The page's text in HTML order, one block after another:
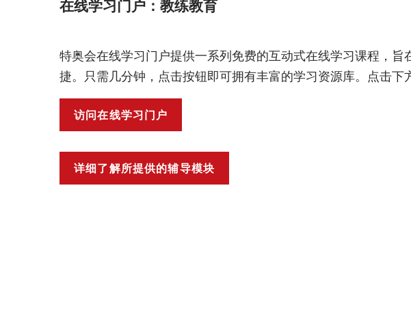
在线学习门户：教练教育
特奥会在线学习门户提供一系列免费的互动式在线学习课程，
捷。只需几分钟，点击按钮即可拥有丰富的学习资源库。点击下
访问在线学习门户
详细了解所提供的辅导模块